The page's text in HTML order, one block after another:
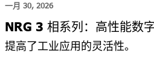
一月 30, 2026
NRG 3 相系列：高性能数
提高了工业应用的灵活性。